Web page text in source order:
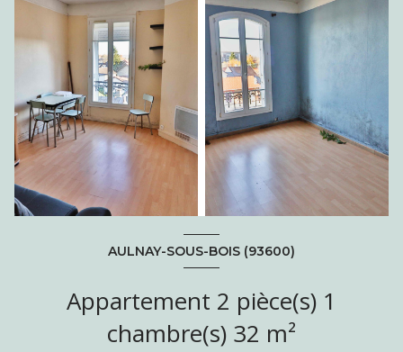
AULNAY-SOUS-BOIS (93600)
Appartement 2 pièce(s) 1
chambre(s) 32 m²